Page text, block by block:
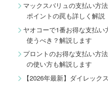
マックスバリュの支払い方
ポイントの罠も詳しく解説
ヤオコーで1番お得な支払
使うべき？解説します
プロントのお得な支払い方
の使い方も解説します
【2026年最新】ダイレッ